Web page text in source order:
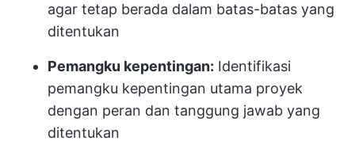
agar tetap berada dalam batas-batas yang
ditentukan
Pemangku kepentingan: Identifikasi
pemangku kepentingan utama proyek
dengan peran dan tanggung jawab yang
ditentukan